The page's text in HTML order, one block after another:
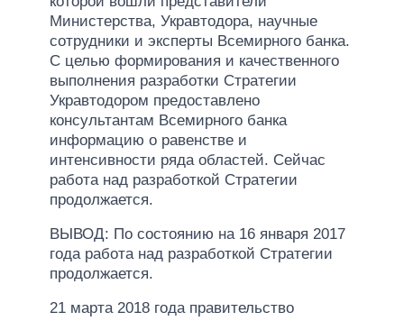
Министерства, Укравтодора, научные
сотрудники и эксперты Всемирного банка.
С целью формирования и качественного
выполнения разработки Стратегии
Укравтодором предоставлено
консультантам Всемирного банка
информацию о равенстве и
интенсивности ряда областей. Сейчас
работа над разработкой Стратегии
продолжается.
ВЫВОД: По состоянию на 16 января 2017
года работа над разработкой Стратегии
продолжается.
21 марта 2018 года правительство